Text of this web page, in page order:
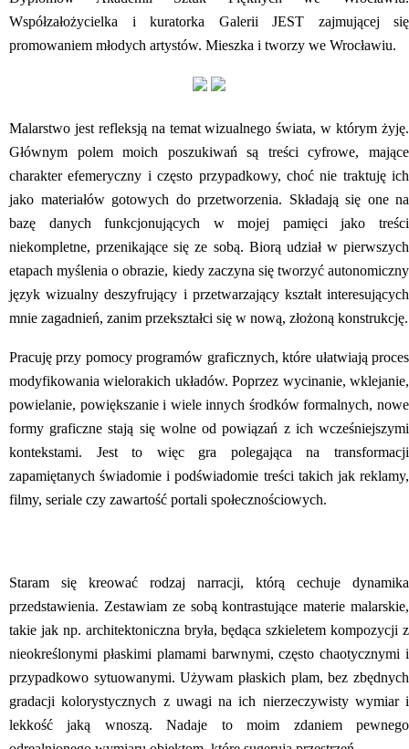
Współzałożycielka i kuratorka Galerii JEST zajmującej się
promowaniem młodych artystów. Mieszka i tworzy we Wrocławiu.
Malarstwo jest refleksją na temat wizualnego świata, w którym żyję.
Głównym polem moich poszukiwań są treści cyfrowe, mające
charakter efemeryczny i często przypadkowy, choć nie traktuję ich
jako materiałów gotowych do przetworzenia. Składają się one na
bazę danych funkcjonujących w mojej pamięci jako treści
niekompletne, przenikające się ze sobą. Biorą udział w pierwszych
etapach myślenia o obrazie, kiedy zaczyna się tworzyć autonomiczny
język wizualny deszyfrujący i przetwarzający kształt interesujących
mnie zagadnień, zanim przekształci się w nową, złożoną konstrukcję.
Pracuję przy pomocy programów graficznych, które ułatwiają proces
modyfikowania wielorakich układów. Poprzez wycinanie, wklejanie,
powielanie, powiększanie i wiele innych środków formalnych, nowe
formy graficzne stają się wolne od powiązań z ich wcześniejszymi
kontekstami. Jest to więc gra polegająca na transformacji
zapamiętanych świadomie i podświadomie treści takich jak reklamy,
filmy, seriale czy zawartość portali społecznościowych.
Staram się kreować rodzaj narracji, którą cechuje dynamika
przedstawienia. Zestawiam ze sobą kontrastujące materie malarskie,
takie jak np. architektoniczna bryła, będąca szkieletem kompozycji z
nieokreślonymi płaskimi plamami barwnymi, często chaotycznymi i
przypadkowo sytuowanymi. Używam płaskich plam, bez zbędnych
gradacji kolorystycznych z uwagi na ich nierzeczywisty wymiar i
lekkość jaką wnoszą. Nadaje to moim zdaniem pewnego